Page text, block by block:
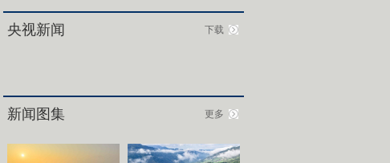
央视新闻 下载
新闻图集 更多